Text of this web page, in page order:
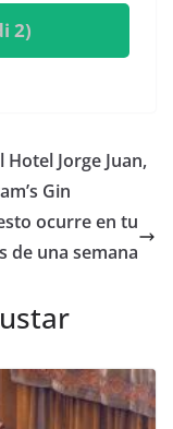
2)
Jorge Juan,
Gin
ocurre en tu
de una semana